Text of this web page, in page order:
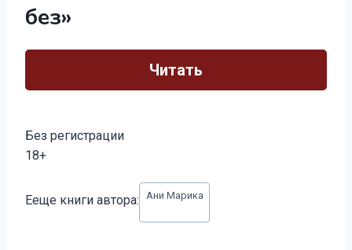
без»
Читать
Без регистрации
18+
записи:
Ееще книги автора: Ани Марика